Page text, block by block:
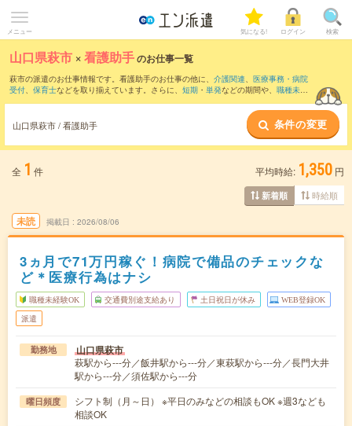
メニュー 気になる! ログイン 検索
山口県萩市 ×看護助手のお仕事一覧
萩市の派遣のお仕事情報です。看護助手のお仕事の他に、 介護関連、 医療事務・病院
受付、 保育士などを取り揃えています。さらに、 短期 ・ 単発などの期間や、 職種未経
山口県萩市 / 看護助手 条件の変更
全 1 件 平均時給: 1,350 円
新着順 時給順
未読 掲載日 2026/08/06
3ヵ月で71万円稼ぐ！病院で備品のチェックな
ど＊医療行為はナシ
職種未経験OK 交通費別途支給あり 土日祝日が休み WEB登録OK
派遣
勤務地 山口県萩市
萩駅から---分／飯井駅から---分／東萩駅から---分／長門大井
駅から---分／須佐駅から---分
曜日頻度
シフト制（月～日） ※平日のみなどの相談もOK ※週3なども
相談OK